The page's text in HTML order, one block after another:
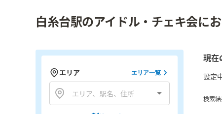
白糸台駅のアイドル・チェキ会に
現在
設定
検索
エリア エリア一覧